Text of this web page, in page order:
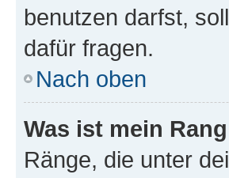
benutzen darfst,
dafür fragen.
Nach oben
Was ist mein
Ränge, die unter